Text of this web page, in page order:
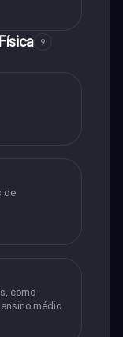
9
de
como
médio